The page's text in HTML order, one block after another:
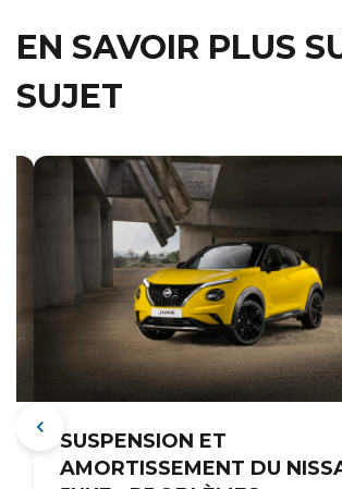
EN SAVOIR PLUS
SUJET
SUSPENSION ET
AMORTISSEMENT DU